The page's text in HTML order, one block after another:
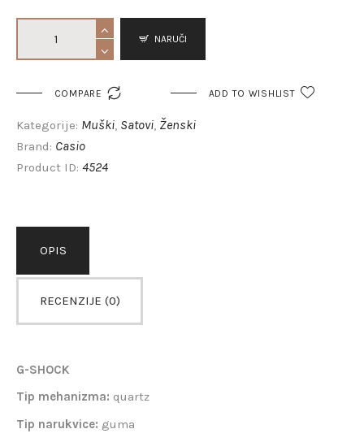
NARUČI
COMPARE  ADD TO WISHLIST
Kategorije: Muški Satovi Ženski
Brand: Casio
Product ID: 4524
OPIS
RECENZIJE (0)
G-SHOCK
Tip mehanizma: quartz
Tip narukvice: guma